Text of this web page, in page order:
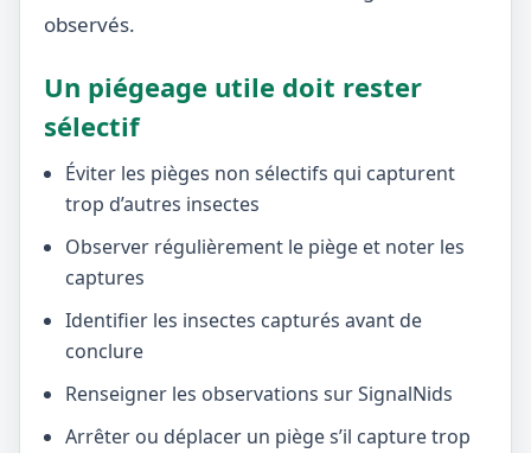
observés.
Un piégeage utile doit rester
sélectif
Éviter les pièges non sélectifs qui capturent
trop d’autres insectes
Observer régulièrement le piège et noter les
captures
Identifier les insectes capturés avant de
conclure
Renseigner les observations sur SignalNids
Arrêter ou déplacer un piège s’il capture trop